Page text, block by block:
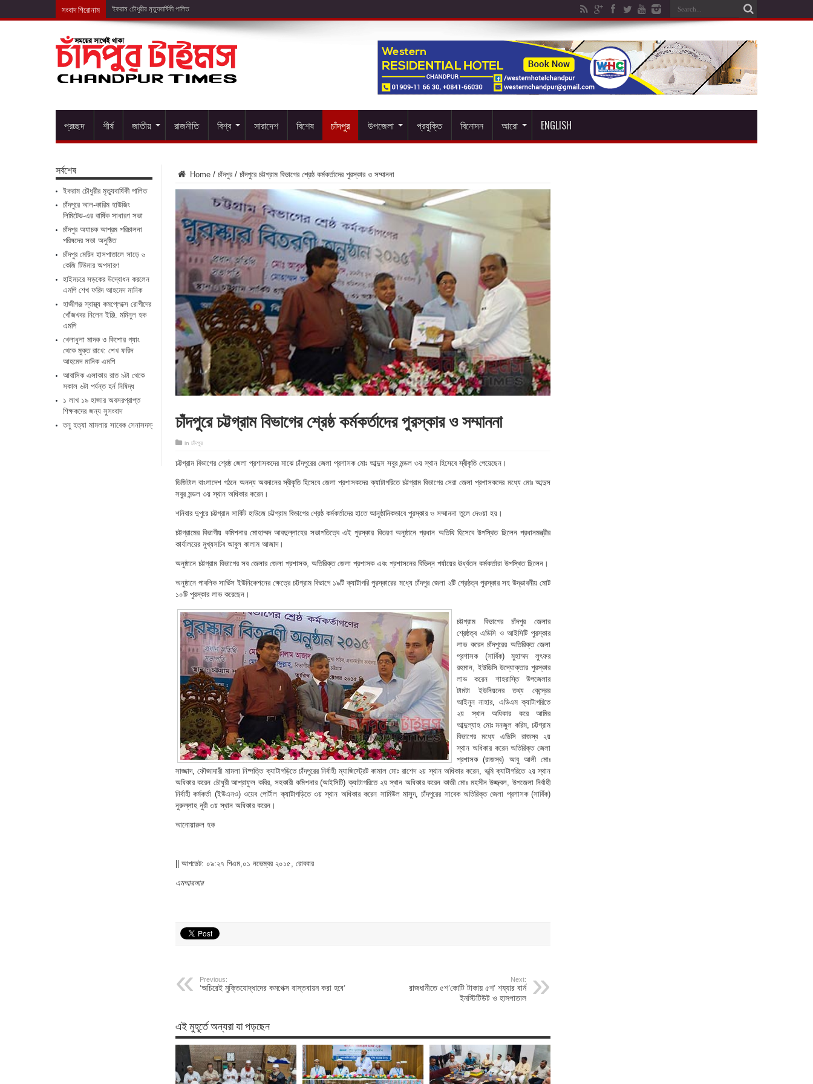
সংবাদ শিরোনাম চাঁদপুরে আল-কারিম হ
প্রচ্ছদ শীর্ষ জাতীয় রাজনীতি বিশ্ব সারাদেশ বিশেষ চাঁদপুর উপজেলা প্রযুক্তি বিনোদন আরো ENGLISH
Home / চাঁদপুর / চাঁদপুরে চট্টগ্রাম বিভাগের শ্রেষ্ঠ কর্মকর্তাদের পুরস্কার ও সম্মাননা
চাঁদপুরে চট্টগ্রাম বিভাগের শ্রেষ্ঠ কর্মকর্তাদের পুরস্কার ও সম্মাননা
in চাঁদপুর
চট্টগ্রাম বিভাগের শ্রেষ্ঠ জেলা প্রশাসকদের মাঝে চাঁদপুরের জেলা প্রশাসক মোঃ আব্দুস সবুর মন্ডল ৩য় স্থান হিসেবে স্বীকৃতি পেয়েছেন।
ডিজিটাল বাংলাদেশ গঠনে অনন্য অবদানের স্বীকৃতি হিসেবে জেলা প্রশাসকদের ক্যাটাগরিতে চট্টগ্রাম বিভাগের সেরা জেলা প্রশাসকদের মধ্যে মোঃ আব্দুস
সবুর মন্ডল ৩য় স্থান অধিকার করেন।
শনিবার দুপুরে চট্টগ্রাম সার্কিট হাউজে চট্টগ্রাম বিভাগের শ্রেষ্ঠ কর্মকর্তাদের হাতে আনুষ্ঠানিকভাবে পুরস্কার ও সম্মাননা তুলে দেওয়া হয়।
চট্টগ্রামের বিভাগীয় কমিশনার মোহাম্মদ আবদুল্লাহের সভাপতিত্বে এই পুরস্কার বিতরণ অনুষ্ঠানে প্রধান অতিথি হিসেবে উপস্থিত ছিলেন প্রধানমন্ত্রীর
কার্যালয়ের মুখ্যসচিব আবুল কালাম আজাদ।
অনুষ্ঠানে চট্টগ্রাম বিভাগের সব জেলার জেলা প্রশাসক, অতিরিক্ত জেলা প্রশাসক এবং প্রশাসনের বিভিন্ন পর্যায়ের ঊর্ধ্বতন কর্মকর্তারা উপস্থিত ছিলেন।
অনুষ্ঠানে পাবলিক সার্ভিস ইউনিকেশনের ক্ষেত্রে চট্টগ্রাম বিভাগে ১৯টি ক্যাটাগরি পুরস্কারের মধ্যে চাঁদপুর জেলা ২টি শ্রেষ্ঠত্ব পুরস্কার সহ উদ্ভাবনীয় মোট
১০টি পুরস্কার লাভ করেছেন।
চট্টগ্রাম বিভাগের চাঁদপুর জেলার
শ্রেষ্ঠত্ব এডিসি ও আইসিটি পুরস্কার
লাভ করেন চাঁদপুরের অতিরিক্ত জেলা
প্রশাসক (সার্বিক) মুহাম্মদ লুৎফর
রহমান, ইউডিসি উদ্যোক্তার পুরস্কার
লাভ করেন শাহরাস্তি উপজেলার
টামটা ইউনিয়নের তথ্য কেন্দ্রের
আইনুন নাহার, এডিএম ক্যাটাগরিতে
২য় স্থান অধিকার করে আমির
আব্দুল্যাহ মোঃ মনজুল করিম, চট্টগ্রাম
বিভাগের মধ্যে এডিসি রাজস্ব ২য়
স্থান অধিকার করেন অতিরিক্ত জেলা
প্রশাসক (রাজস্ব) আবু আলী মোঃ
সাজ্জাদ, ফৌজাদারী মামলা নিষ্পত্তি ক্যাটাগড়িতে চাঁদপুরের নির্বাহী ম্যাজিস্ট্রেট কামাল মোঃ রাশেদ ২য় স্থান অধিকার করেন, ভূমি ক্যাটাগরিতে ২য় স্থান
অধিকার করেন চৌধুরী আশ্রাফুল কবির, সহকারী কমিশনার (আইসিটি) ক্যাটাগরিতে ২য় স্থান অধিকার করেন কাজী মোঃ মহসীন উজ্জ্বল, উপজেলা নির্বাহী
নির্বাহী কর্মকর্তা (ইউএনও) ওয়েব পোর্টাল ক্যাটাগড়িতে ৩য় স্থান অধিকার করেন সামিউল মাসুদ, চাঁদপুরের সাবেক অতিরিক্ত জেলা প্রশাসক (সার্বিক)
নুরুল্লাহ নুরী ৩য় স্থান অধিকার করেন।
আনোয়ারুল হক
|| আপডেট: ০৯:২৭ পিএম,০১ নভেম্বর ২০১৫, রোববার
এমআরআর
Previous:
‘অচিরেই মুক্তিযোদ্ধাদের কমপেক্স বাস্তবায়ন করা হবে’
Next:
রাজধানীতে ৫শ’কোটি টাকায় ৫শ’ শয্যার বার্ন
ইনস্টিটিউট ও হাসপাতাল
এই মুহূর্তে অন্যরা যা পড়ছেন
সর্বশেষ
ইকরাম চৌধুরীর মৃত্যুবার্ষিকী পালিত
চাঁদপুরে আল-কারিম হাউজিং
লিমিটেড-এর বার্ষিক সাধারণ সভা
চাঁদপুর অযাচক আশ্রম পরিচালনা
পরিষদের সভা অনুষ্ঠিত
চাঁদপুর মেরিন হাসপাতালে সাড়ে ৬
কেজি টিউমার অপসারণ
হাইমচরে সড়কের উদ্বোধন করলেন
এমপি শেখ ফরিদ আহমেদ মানিক
হাজীগঞ্জ স্বাস্থ্য কমপ্লেক্সে রোগীদের
খোঁজখবর নিলেন ইঞ্জি. মমিনুল হক
এমপি
খেলাধুলা মাদক ও কিশোর গ্যাং
থেকে মুক্ত রাখে: শেখ ফরিদ
আহমেদ মানিক এমপি
আবাসিক এলাকায় রাত ৯টা থেকে
সকাল ৬টা পর্যন্ত হর্ন নিষিদ্ধ
১ লাখ ১৯ হাজার অবসরপ্রাপ্ত
শিক্ষকদের জন্য সুসংবাদ
তনু হত্যা মামলায় সাবেক সেনাসদস্য ফের গ্রেপ্তার